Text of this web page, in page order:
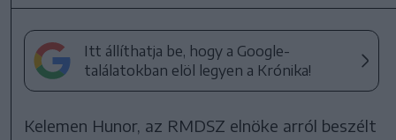
Itt állíthatja be, hogy a Google-
találatokban elöl legyen a Krónika!
Kelemen Hunor, az RMDSZ elnöke arról beszélt